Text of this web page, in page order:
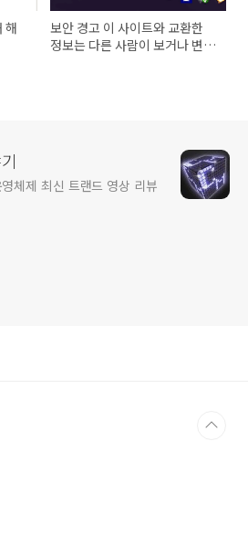
해
보안 경고 이 사이트와 교환한
정보는 다른 사람이 보거나 변경
체제 최신 트랜드 영상 리뷰